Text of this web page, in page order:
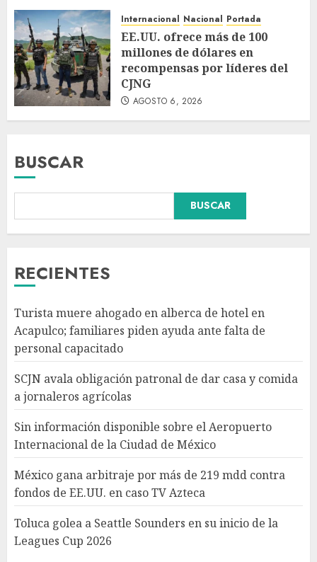
Internacional Nacional Portada
EE.UU. ofrece más de 100
millones de dólares en
recompensas por líderes del
CJNG
AGOSTO 6, 2026
BUSCAR
BUSCAR
RECIENTES
Turista muere ahogado en alberca de hotel en
Acapulco; familiares piden ayuda ante falta de
personal capacitado
SCJN avala obligación patronal de dar casa y comida
a jornaleros agrícolas
Sin información disponible sobre el Aeropuerto
Internacional de la Ciudad de México
México gana arbitraje por más de 219 mdd contra
fondos de EE.UU. en caso TV Azteca
Toluca golea a Seattle Sounders en su inicio de la
Leagues Cup 2026
3
Sin información disponible
4
México gana arbitraje por
más de 219 mdd contra fondos
de EE.UU. en caso TV Azteca
AGOSTO 6, 2026
5
Toluca golea a Seattle
Sounders en su inicio de la
Leagues Cup 2026
AGOSTO 6, 2026